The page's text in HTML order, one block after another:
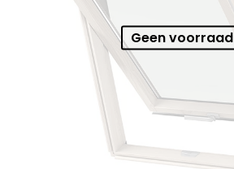
Geen voorraad